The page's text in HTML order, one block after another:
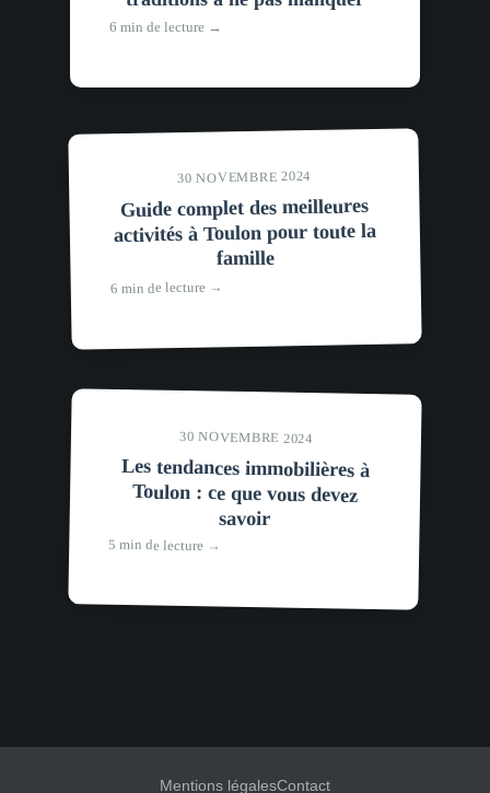
6 min de lecture →
30 NOVEMBRE 2024
Guide complet des meilleures
activités à Toulon pour toute la
famille
6 min de lecture →
30 NOVEMBRE 2024
Les tendances immobilières à
Toulon : ce que vous devez
savoir
5 min de lecture →
Mentions légalesContact